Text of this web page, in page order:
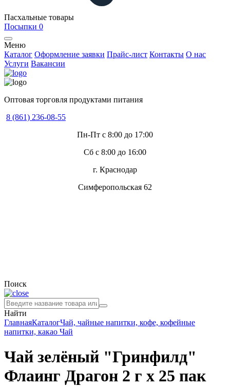
Пасхальные товары
Посыпки 0
Меню
Каталог Оформление заявки Прайс-лист Контакты О нас
Услуги Вакансии
Оптовая торговля продуктами питания
8 (861) 236-08-55
Пн-Пт с 8:00 до 17:00
Сб с 8:00 до 16:00
г. Краснодар
Симферопольская 62
Поиск
Найти
ГлавнаяКаталогЧай, чайные напитки, кофе, кофейные
напитки, какао Чай
Чай зелёный "Гринфилд"
Флаинг Драгон 2 г х 25 пак